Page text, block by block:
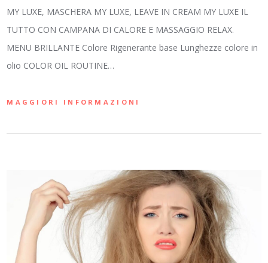
MY LUXE, MASCHERA MY LUXE, LEAVE IN CREAM MY LUXE IL
TUTTO CON CAMPANA DI CALORE E MASSAGGIO RELAX.
MENU BRILLANTE Colore Rigenerante base Lunghezze colore in
olio COLOR OIL ROUTINE…
MAGGIORI INFORMAZIONI